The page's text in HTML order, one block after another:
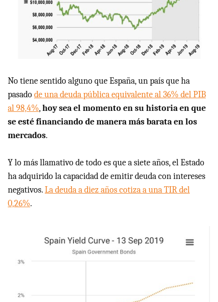
No tiene sentido alguno que España, un país que ha
pasadode una deuda pública equivalente al 36% del PIB
al 98,4%,hoy sea el momento en su historia en que
se esté financiando de manera más barata en los
mercados.
Y lo más llamativo de todo es que a siete años, el Estado
ha adquirido la capacidad de emitir deuda con intereses
negativos.La deuda a diez años cotiza a una TIR del
0,26%.